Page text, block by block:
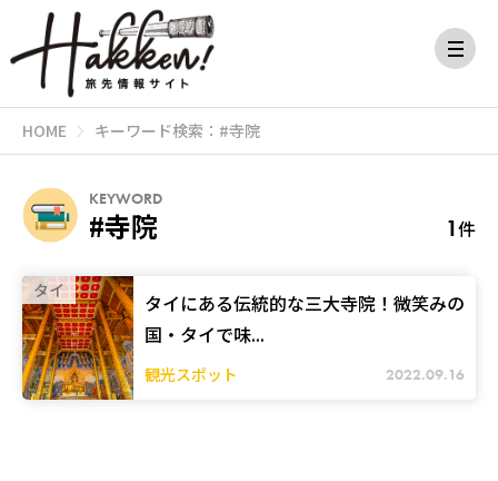
HOME キーワード検索：#寺院
KEYWORD
#寺院 1件
タイ
タイにある伝統的な三大寺院！微笑みの
国・タイで味...
観光スポット 2022.09.16